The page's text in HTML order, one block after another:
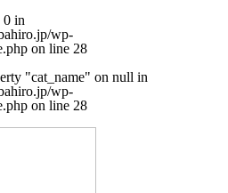
0 in
wp-
on line 28
"cat_name" on null in
wp-
on line 28